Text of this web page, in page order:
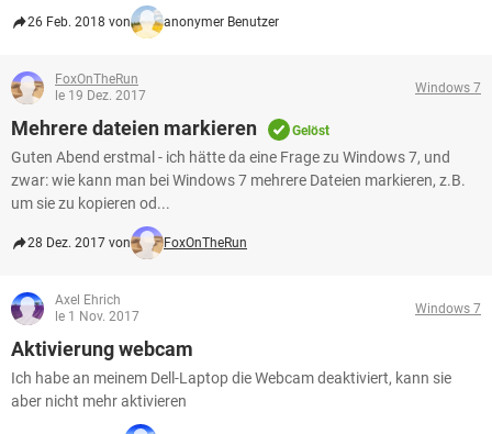
26 Feb. 2018 von anonymer Benutzer
FoxOnTheRun
le 19 Dez. 2017
Windows 7
Mehrere dateien markieren Gelöst
Guten Abend erstmal - ich hätte da eine Frage zu Windows 7, und
zwar: wie kann man bei Windows 7 mehrere Dateien markieren, z.B.
um sie zu kopieren od...
28 Dez. 2017 von FoxOnTheRun
Axel Ehrich
le 1 Nov. 2017
Windows 7
Aktivierung webcam
Ich habe an meinem Dell-Laptop die Webcam deaktiviert, kann sie
aber nicht mehr aktivieren